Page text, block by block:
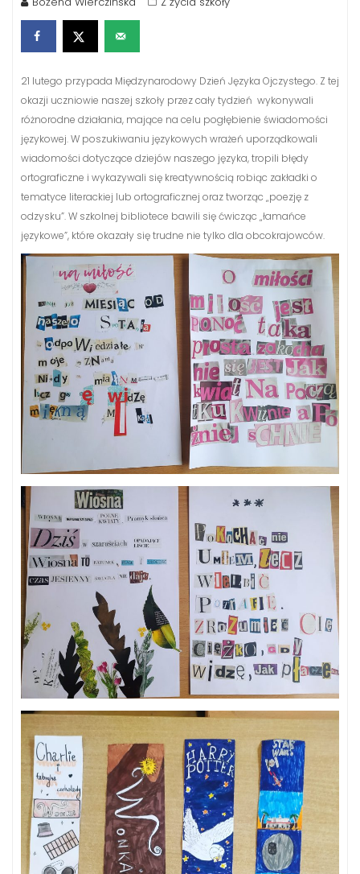
21 lutego przypada Międzynarodowy Dzień Języka Ojczystego. Z tej
okazji uczniowie naszej szkoły przez cały tydzień wykonywali
różnorodne działania, mające na celu pogłębienie świadomości
językowej. W poszukiwaniu językowych wrażeń uporządkowali
wiadomości dotyczące dziejów naszego języka, tropili błędy
ortograficzne i wykazywali się kreatywnością robiąc zakładki o
tematyce literackiej lub ortograficznej oraz tworząc „poezję z
odzysku”. W szkolnej bibliotece bawili się ćwicząc „łamańce
językowe”, które okazały się trudne nie tylko dla obcokrajowców.